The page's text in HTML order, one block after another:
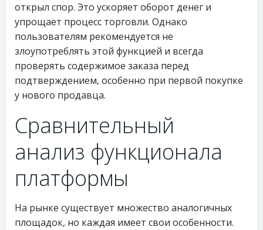
открыл спор. Это ускоряет оборот денег и
упрощает процесс торговли. Однако
пользователям рекомендуется не
злоупотреблять этой функцией и всегда
проверять содержимое заказа перед
подтверждением, особенно при первой покупке
у нового продавца.
Сравнительный
анализ функционала
платформы
На рынке существует множество аналогичных
площадок, но каждая имеет свои особенности.